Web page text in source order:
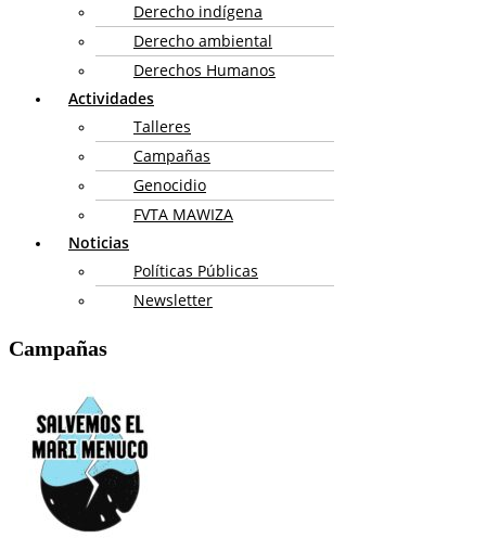
Derecho indígena
Derecho ambiental
Derechos Humanos
Actividades
Talleres
Campañas
Genocidio
FVTA MAWIZA
Noticias
Políticas Públicas
Newsletter
Campañas